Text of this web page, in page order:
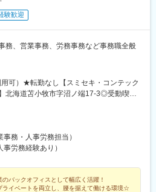
験歓迎
務、営業事務、労務事務など事務職全般
可）★転勤なし【スミセキ・コンテック
北海道苫小牧市字沼ノ端17-3◎受動喫煙
カー内でのみ喫煙可）
務・人事労務担当）
労務経験あり）
のバックオフィスとして幅広く活躍！
ライベートを両立し、腰を据えて働ける環境☆